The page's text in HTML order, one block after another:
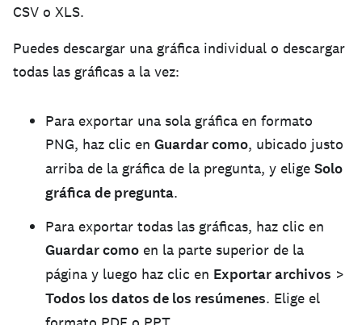
CSV o XLS.
Puedes descargar una gráfica individual o descargar
todas las gráficas a la vez:
Para exportar una sola gráfica en formato
PNG, haz clic en Guardar como, ubicado justo
arriba de la gráfica de la pregunta, y elige Solo
gráfica de pregunta.
Para exportar todas las gráficas, haz clic en
Guardar como en la parte superior de la
página y luego haz clic en Exportar archivos >
Todos los datos de los resúmenes. Elige el